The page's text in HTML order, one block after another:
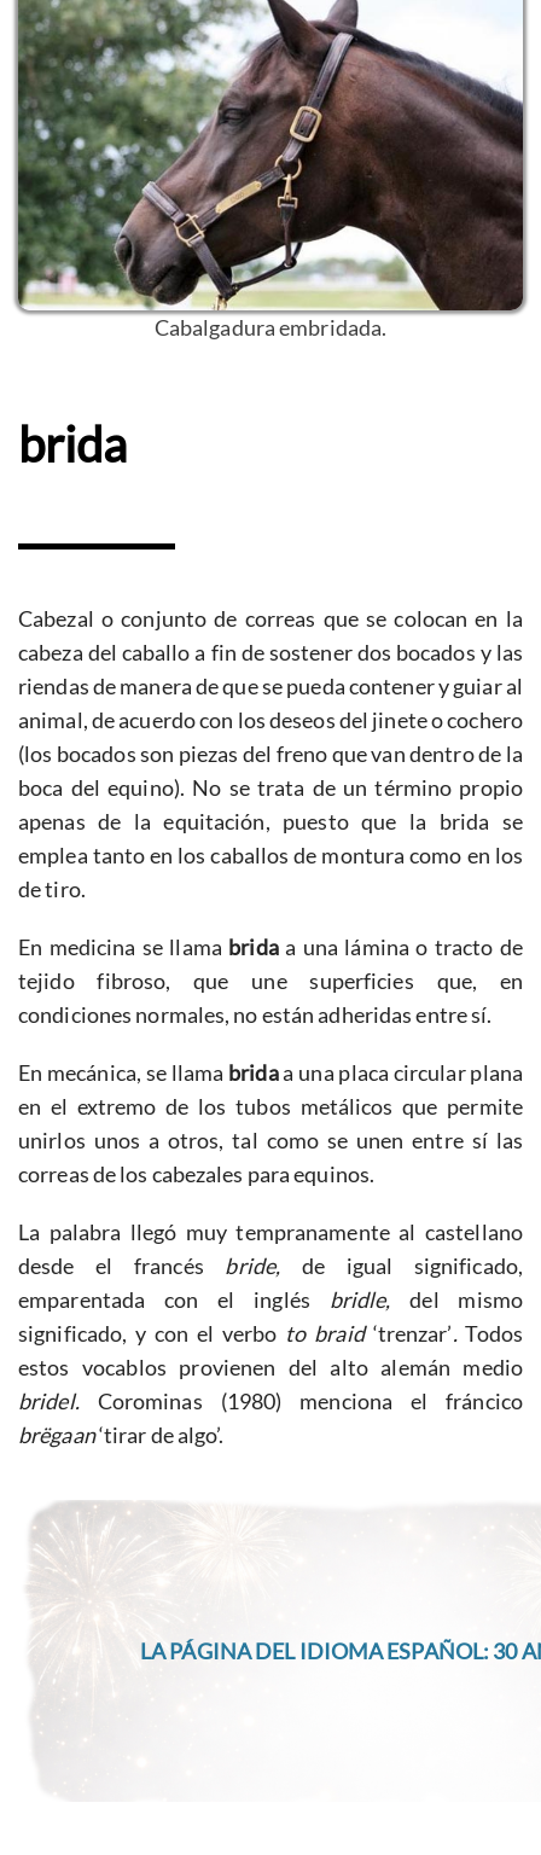
Cabalgadura embridada.
brida
Cabezal o conjunto de correas que se colocan en la
cabeza del caballo a fin de sostener dos bocados y las
riendas de manera de que se pueda contener y guiar al
animal, de acuerdo con los deseos del jinete o cochero
(los bocados son piezas del freno que van dentro de la
boca del equino). No se trata de un término propio
apenas de la equitación, puesto que la brida se
emplea tanto en los caballos de montura como en los
de tiro.
En medicina se llama bridaa una lámina o tracto de
tejido fibroso, que une superficies que, en
condiciones normales, no están adheridas entre sí.
En mecánica, se llama bridaa una placa circular plana
en el extremo de los tubos metálicos que permite
unirlos unos a otros, tal como se unen entre sí las
correas de los cabezales para equinos.
La palabra llegó muy tempranamente al castellano
desde el francés bride, de igual significado,
emparentada con el inglés bridle,del mismo
significado, y con el verbo to braid ‘trenzar’.Todos
estos vocablos provienen del alto alemán medio
bridel.Corominas (1980) menciona el fráncico
brëgaan‘tirar de algo’.
LA PÁGINA DEL IDIOMA ESPAÑOL: 30